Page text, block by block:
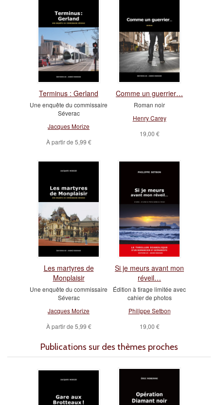
Terminus : Gerland
Une enquête du commissaire
Séverac
Jacques Morize
À partir de 5,99 €
Comme un guerrier…
Roman noir
Henry Carey
19,00 €
Les martyres de
Monplaisir
Une enquête du commissaire
Séverac
Jacques Morize
À partir de 5,99 €
Si je meurs avant mon
réveil…
Édition à tirage limitée avec
cahier de photos
Philippe Setbon
19,00 €
Publications sur des thèmes proches